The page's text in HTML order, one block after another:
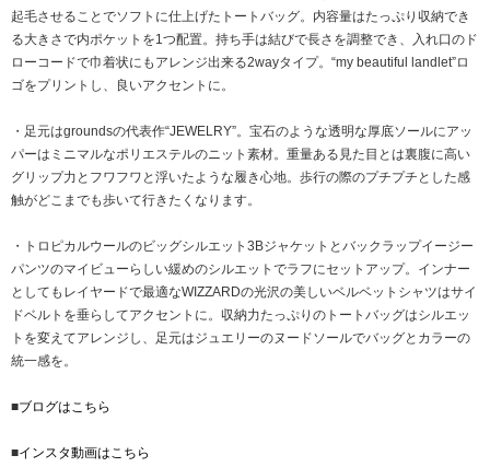
起毛させることでソフトに仕上げたトートバッグ。内容量はたっぷり収納でき
る大きさで内ポケットを1つ配置。持ち手は結びで長さを調整でき、入れ口のド
ローコードで巾着状にもアレンジ出来る2wayタイプ。“my beautiful landlet”ロ
ゴをプリントし、良いアクセントに。
・足元はgroundsの代表作“JEWELRY”。宝石のような透明な厚底ソールにアッ
パーはミニマルなポリエステルのニット素材。重量ある見た目とは裏腹に高い
グリップ力とフワフワと浮いたような履き心地。歩行の際のプチプチとした感
触がどこまでも歩いて行きたくなります。
・トロピカルウールのビッグシルエット3Bジャケットとバックラップイージー
パンツのマイビューらしい緩めのシルエットでラフにセットアップ。インナー
としてもレイヤードで最適なWIZZARDの光沢の美しいベルベットシャツはサイ
ドベルトを垂らしてアクセントに。収納力たっぷりのトートバッグはシルエッ
トを変えてアレンジし、足元はジュエリーのヌードソールでバッグとカラーの
統一感を。
■ブログはこちら
■インスタ動画はこちら